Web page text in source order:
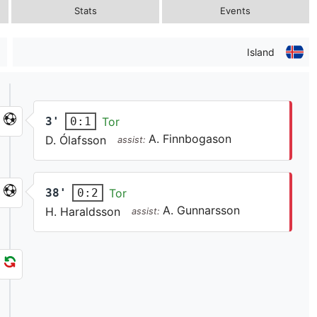
Stats Events
Island
3' 0:1
Tor
D. Ólafsson
assist:A. Finnbogason
38' 0:2
Tor
H. Haraldsson
assist:A. Gunnarsson